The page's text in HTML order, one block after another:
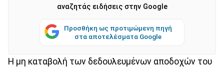
αναζητάς ειδήσεις στην Google
Προσθήκη ως προτιμώμενη πηγή
στα αποτελέσματα Google
Η μη καταβολή των δεδουλευμένων αποδοχών του